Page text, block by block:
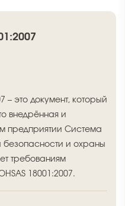
– это документ, который
внедрённая и
предприятии Система
и охраны
требованиям
18001:2007.